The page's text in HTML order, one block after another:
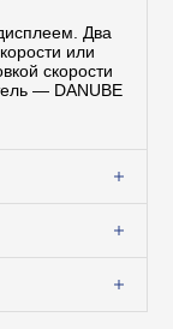
Два
или
скорости
— DANUBE